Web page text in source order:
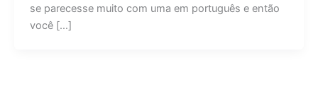
se parecesse muito com uma em português e então
você […]